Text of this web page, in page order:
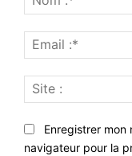
Enregistrer mon
navigateur pour la